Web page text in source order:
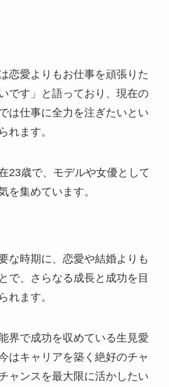
恋愛よりもお仕事を頑張りた
です」と語っており、現在の
は仕事に全力を注ぎたいとい
れます。
23歳で、モデルや女優として
を集めています。
な時期に、恋愛や結婚よりも
で、さらなる成長と成功を目
れます。
界で成功を収めている生見愛
はキャリアを築く絶好のチャ
ャンスを最大限に活かしたい